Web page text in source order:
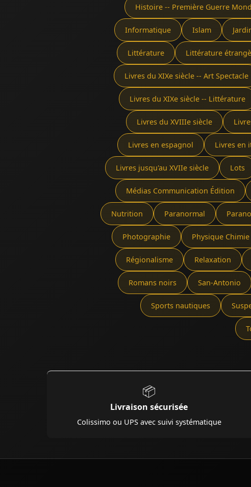
Histoire -- Première Guerre
Informatique Islam
Littérature Littérature
Livres du XIXe siècle -- Art Spectacle
Livres du XIXe siècle -- Littérature
Livres du XVIIIe siècle
Livres en espagnol Livres en
Livres jusqu'au XVIIe siècle Lots
Médias Communication Édition
Nutrition Paranormal
Photographie Physique Chimie
Régionalisme Relaxation
Romans noirs San-Antonio
Sports nautiques
📦
Livraison sécurisée
Colissimo ou UPS avec suivi systématique